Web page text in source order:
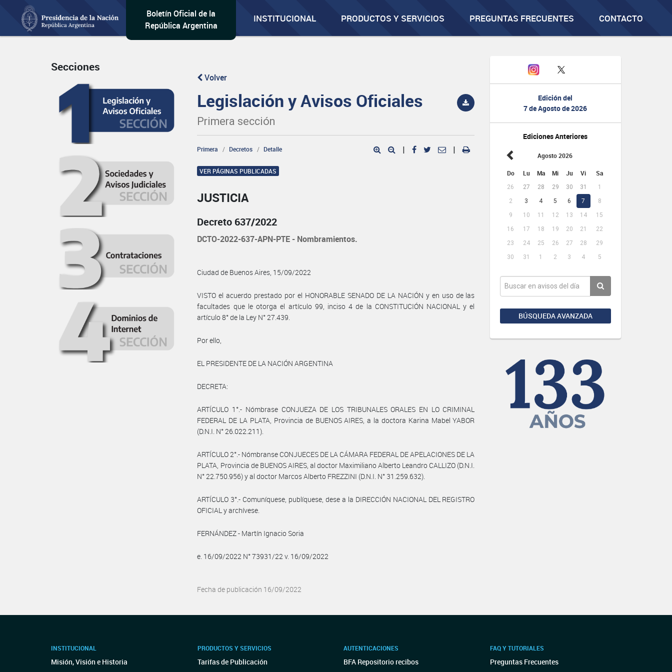
Boletín Oficial de la
República Argentina
INSTITUCIONAL PRODUCTOS Y SERVICIOS PREGUNTAS FRECUENTES CONTACTO
Edición del
7 de Agosto de 2026
Ediciones Anteriores
Agosto 2026
Do Lu Ma Mi Ju Vi Sa
26 27 28 29 30 31
1
2
3 4 5 6 7
8
9
10 11 12 13 14
15
16
17 18 19 20 21
22
23
24 25 26 27 28
29
30
31 1 2 3 4 5
BÚSQUEDA AVANZADA
Secciones
Volver
Legislación y Avisos Oficiales
Primera sección
Primera Decretos Detalle | |
VER PÁGINAS PUBLICADAS
JUSTICIA
Decreto 637/2022
DCTO-2022-637-APN-PTE - Nombramientos.
Ciudad de Buenos Aires, 15/09/2022
VISTO el acuerdo prestado por el HONORABLE SENADO DE LA NACIÓN y en uso de las
facultades que le otorga el artículo 99, inciso 4 de la CONSTITUCIÓN NACIONAL y el
artículo 8° de la Ley N° 27.439.
Por ello,
EL PRESIDENTE DE LA NACIÓN ARGENTINA
DECRETA:
ARTÍCULO 1°.- Nómbrase CONJUEZA DE LOS TRIBUNALES ORALES EN LO CRIMINAL
FEDERAL DE LA PLATA, Provincia de BUENOS AIRES, a la doctora Karina Mabel YABOR
(D.N.I. N° 26.022.211).
ARTÍCULO 2°.- Nómbranse CONJUECES DE LA CÁMARA FEDERAL DE APELACIONES DE LA
PLATA, Provincia de BUENOS AIRES, al doctor Maximiliano Alberto Leandro CALLIZO (D.N.I.
N° 22.750.956) y al doctor Marcos Alberto FREZZINI (D.N.I. N° 31.259.632).
ARTÍCULO 3°.- Comuníquese, publíquese, dese a la DIRECCIÓN NACIONAL DEL REGISTRO
OFICIAL y archívese.
FERNÁNDEZ - Martín Ignacio Soria
e. 16/09/2022 N° 73931/22 v. 16/09/2022
Fecha de publicación 16/09/2022
INSTITUCIONAL
Misión, Visión e Historia
PRODUCTOS Y SERVICIOS
Tarifas de Publicación
AUTENTICACIONES
BFA Repositorio recibos
FAQ Y TUTORIALES
Preguntas Frecuentes